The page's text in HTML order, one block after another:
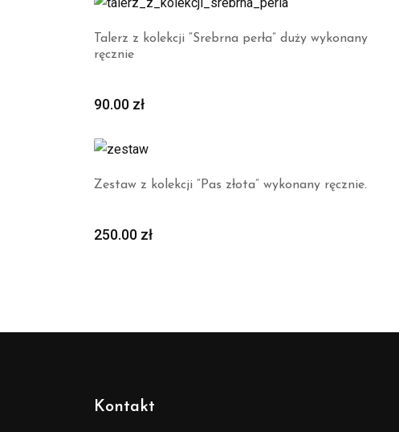
Talerz z kolekcji “Srebrna perła” duży wykonany
ręcznie
90.00 zł
Zestaw z kolekcji “Pas złota” wykonany ręcznie.
250.00 zł
Kontakt